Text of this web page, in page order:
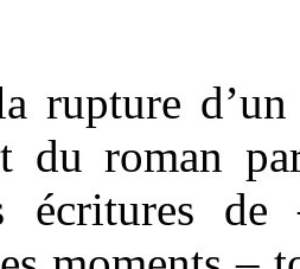
rupture
du roman
écritures